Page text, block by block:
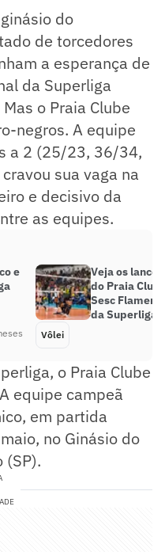
do
de torcedores
a esperança de
da Superliga
o Praia Clube
negros. A equipe
a 2 (25/23, 36/34,
sua vaga na
e decisivo da
as equipes.
e
Veja os
do Praia
Sesc
da Superliga
Vôlei
o Praia Clube
equipe campeã
em partida
no Ginásio do
(SP).